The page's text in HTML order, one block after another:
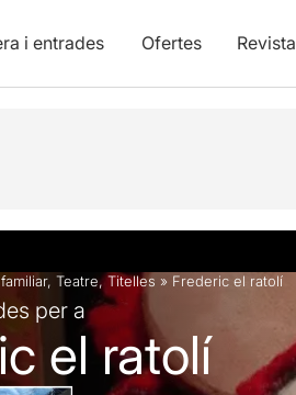
i entrades Ofertes Revista
Fotos i vídeos
, Teatre,Titelles » Frederic el ratolí
per a
el ratolí